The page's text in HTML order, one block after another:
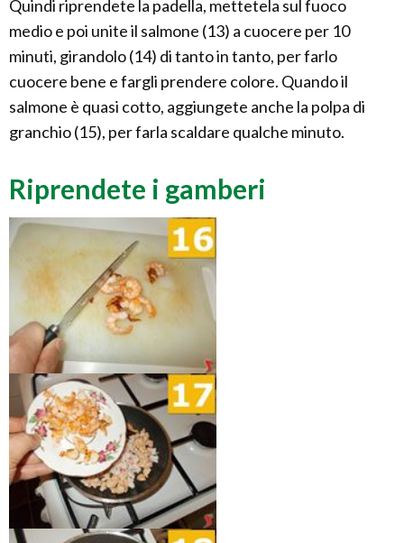
Quindi riprendete la padella, mettetela sul fuoco
medio e poi unite il salmone (13) a cuocere per 10
minuti, girandolo (14) di tanto in tanto, per farlo
cuocere bene e fargli prendere colore. Quando il
salmone è quasi cotto, aggiungete anche la polpa di
granchio (15), per farla scaldare qualche minuto.
Riprendete i gamberi